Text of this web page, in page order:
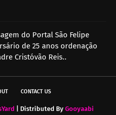
do Portal São Felipe
de 25 anos ordenação
Cristóvão Reis..
CONTACT US
| Distributed By Gooyaabi